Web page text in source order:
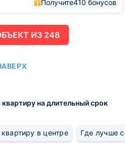
Получите410 бонусов
21 ОБЪЕКТ ИЗ 248
на длительный срок
в центре Где лучше